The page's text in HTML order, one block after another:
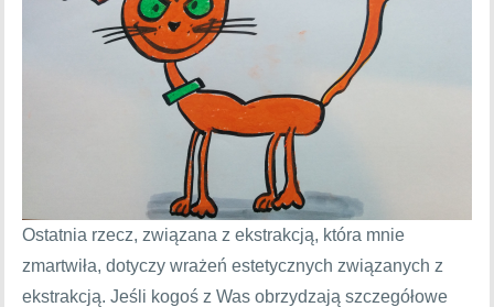
Ostatnia rzecz, związana z ekstrakcją, która mnie
zmartwiła, dotyczy wrażeń estetycznych związanych z
ekstrakcją. Jeśli kogoś z Was obrzydzają szczegółowe